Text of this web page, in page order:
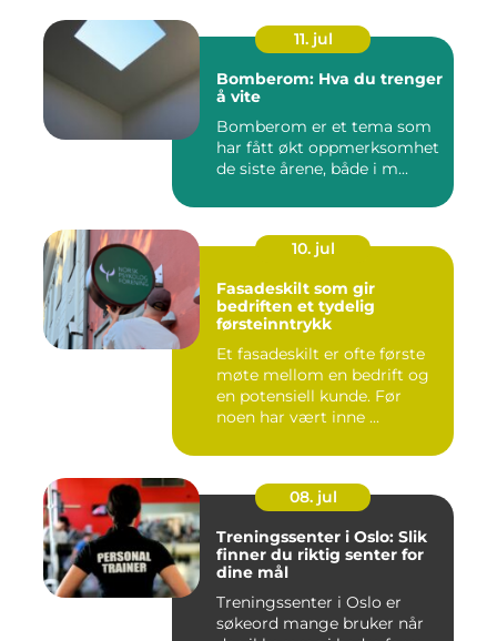
11. jul
Bomberom: Hva du trenger
å vite
Bomberom er et tema som
har fått økt oppmerksomhet
de siste årene, både i m...
10. jul
Fasadeskilt som gir
bedriften et tydelig
førsteinntrykk
Et fasadeskilt er ofte første
møte mellom en bedrift og
en potensiell kunde. Før
noen har vært inne ...
08. jul
Treningssenter i Oslo: Slik
finner du riktig senter for
dine mål
Treningssenter i Oslo er
søkeord mange bruker når